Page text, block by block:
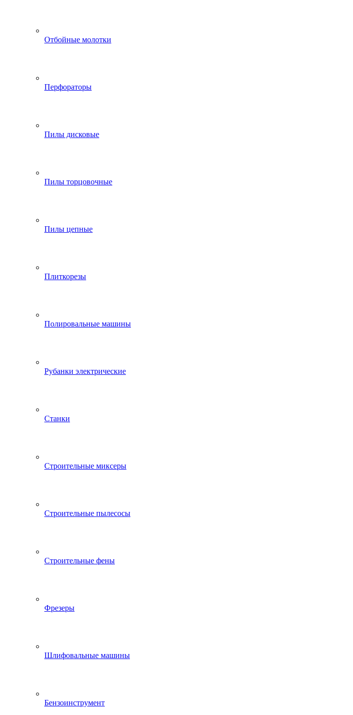
Отбойные молотки
Перфораторы
Пилы дисковые
Пилы торцовочные
Пилы цепные
Плиткорезы
Полировальные машины
Рубанки электрические
Станки
Строительные миксеры
Строительные пылесосы
Строительные фены
Фрезеры
Шлифовальные машины
Бензоинструмент